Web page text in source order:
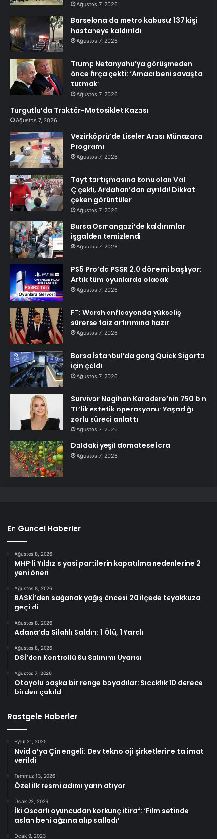
Ağustos 7, 2026
Barselona’da metro kabusu! 137 kişi
hastaneye kaldırıldı
Ağustos 7, 2026
Trump Netanyahu’ya görüşmeden
önce fırça çekti: ‘Amacı beni savaşta
tutmak’
Ağustos 7, 2026
Turgutlu’da Traktör-Motosiklet Kazası
Ağustos 7, 2026
Vezirköprü’de Liseler Arası Münazara
Programı
Ağustos 7, 2026
Tayt tartışmasına konu olan Vali
Çiçekli, Ardahan’dan ayrıldı! Dikkat
çeken görüntüler
Ağustos 7, 2026
Bursa Osmangazi’de kaldırımlar
işgalden temizlendi
Ağustos 7, 2026
PS5 Pro’da PSSR 2.0 dönemi başlıyor:
Artık tüm oyunlarda olacak
Ağustos 7, 2026
FT: Warsh enflasyonda yükseliş
sürerse faiz artırımına hazır
Ağustos 7, 2026
Borsa İstanbul’da gong Quick Sigorta
için çaldı
Ağustos 7, 2026
Survivor Nagihan Karadere’nin 750 bin
TL’lik estetik operasyonu: Yaşadığı
zorlu süreci anlattı
Ağustos 7, 2026
Daldaki yeşil domatese İcra
Ağustos 7, 2026
En Güncel Haberler
Ağustos 8, 2026
MHP’li Yıldız siyasi partilerin kapatılma nedenlerine 2
yeni öneri
Ağustos 8, 2026
BASKİ’den sağanak yağış öncesi 20 ilçede teyakkuza
geçildi
Ağustos 8, 2026
Adana’da Silahlı Saldırı: 1 Ölü, 1 Yaralı
Ağustos 8, 2026
DSİ’den Kontrollü Su Salınımı Uyarısı
Ağustos 7, 2026
Otoyolu başka bir renge boyadılar: Sıcaklık 10 derece
birden çakıldı
Rastgele Haberler
Eylül 21, 2025
Nvidia’ya Çin engeli: Dev teknoloji şirketlerine talimat
verildi
Temmuz 13, 2026
Özel ilk resmi adımı yarın atıyor
Ocak 22, 2026
İki Oscarlı oyuncudan korkunç itiraf: ‘Film setinde
aslan beni ağzına alıp salladı’
Ocak 9, 2023